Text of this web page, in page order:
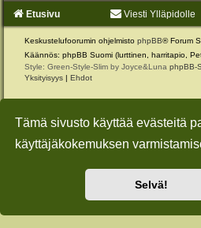
Tämä sivusto käyttää evästeitä
käyttäjäkokemuksen
Selvä!
Etusivu Viesti Ylläpidolle
Keskustelufoorumin ohjelmisto phpBB® Forum
Käännös: phpBB Suomi (lurttinen, harritapio,
Style: Green-Style-Slim by Joyce&Luna phpBB-
Yksityisyys | Ehdot